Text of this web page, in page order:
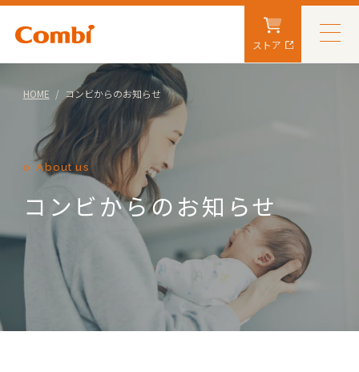
ストア
HOME コンビからのお知らせ
About us
コンビからのお知らせ